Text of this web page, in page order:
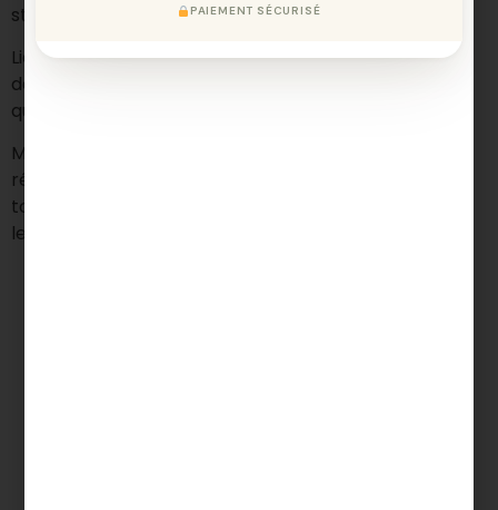
strictement interdite.
Liens externes : Ce site peut contenir des liens vers
des sites tiers. Nous déclinons toute responsabilité
quant au contenu de ces sites.
Modification des mentions légales : Nous nous
réservons le droit de modifier ces mentions légales à
tout moment. Les modifications prendront effet dès
leur publication sur le site.
PAIEMENT SÉCURISÉ